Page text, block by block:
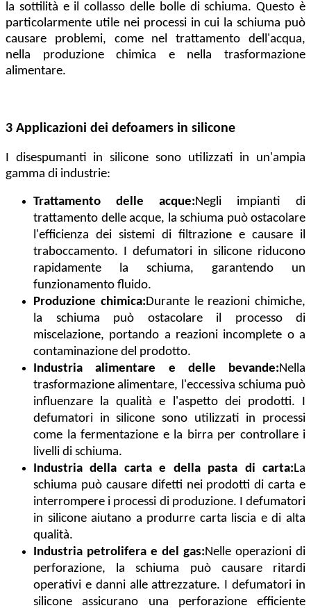
la sottilità e il collasso delle bolle di schiuma. Questo è
particolarmente utile nei processi in cui la schiuma può
causare problemi, come nel trattamento dell'acqua,
nella produzione chimica e nella trasformazione
alimentare.
3 Applicazioni dei defoamers in silicone
I disespumanti in silicone sono utilizzati in un'ampia
gamma di industrie:
Trattamento delle acque:Negli impianti di
trattamento delle acque, la schiuma può ostacolare
l'efficienza dei sistemi di filtrazione e causare il
traboccamento. I defumatori in silicone riducono
rapidamente la schiuma, garantendo un
funzionamento fluido.
Produzione chimica: Durante le reazioni chimiche,
la schiuma può ostacolare il processo di
miscelazione, portando a reazioni incomplete o a
contaminazione del prodotto.
Industria alimentare e delle bevande:Nella
trasformazione alimentare, l'eccessiva schiuma può
influenzare la qualità e l'aspetto dei prodotti. I
defumatori in silicone sono utilizzati in processi
come la fermentazione e la birra per controllare i
livelli di schiuma.
Industria della carta e della pasta di carta: La
schiuma può causare difetti nei prodotti di carta e
interrompere i processi di produzione. I defumatori
in silicone aiutano a produrre carta liscia e di alta
qualità.
Industria petrolifera e del gas:Nelle operazioni di
perforazione, la schiuma può causare ritardi
operativi e danni alle attrezzature. I defumatori in
silicone assicurano una perforazione efficiente